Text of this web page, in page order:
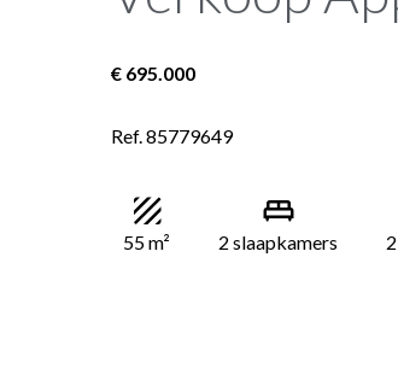
€ 695.000
Ref. 85779649
55 m² 2 slaapkamers